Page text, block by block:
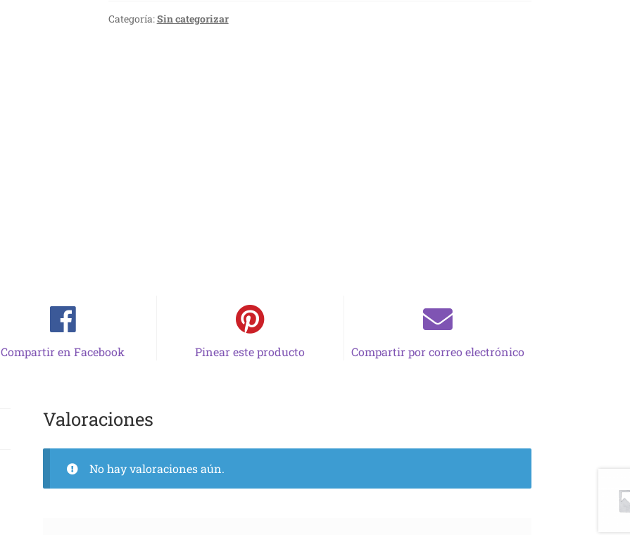
Categoría:Sin categorizar
Compartir en Facebook Pinear este producto Compartir por correo electrónico
Valoraciones
No hay valoraciones aún.